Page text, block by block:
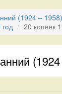
(1924 – 1958)
20 копеек
(1924